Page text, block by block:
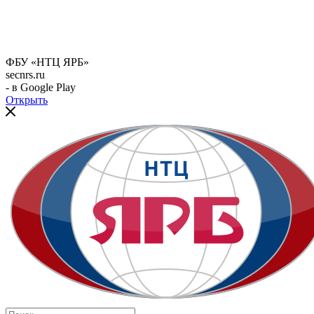
ФБУ «НТЦ ЯРБ»
secnrs.ru
- в Google Play
Открыть